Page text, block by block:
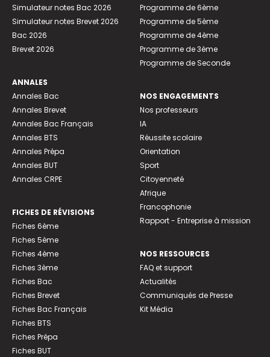
Simulateur notes Bac 2026
Simulateur notes Brevet 2026
Bac 2026
Brevet 2026
ANNALES
Annales Bac
Annales Brevet
Annales Bac Français
Annales BTS
Annales Prépa
Annales BUT
Annales CRPE
FICHES DE RÉVISIONS
Fiches 6ème
Fiches 5ème
Fiches 4ème
Fiches 3ème
Fiches Bac
Fiches Brevet
Fiches Bac Français
Fiches BTS
Fiches Prépa
Fiches BUT
Programme de 6ème
Programme de 5ème
Programme de 4ème
Programme de 3ème
Programme de Seconde
NOS ENGAGEMENTS
Nos professeurs
IA
Réussite scolaire
Orientation
Sport
Citoyenneté
Afrique
Francophonie
Rapport - Entreprise à mission
NOS RESSOURCES
FAQ et support
Actualités
Communiqués de Presse
Kit Média